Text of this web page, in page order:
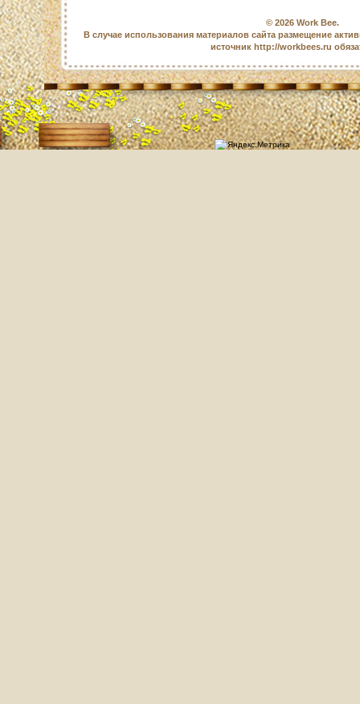
© 2026 Work Bee.
В случае использования материалов сайта размещение
источник http://workbees.ru